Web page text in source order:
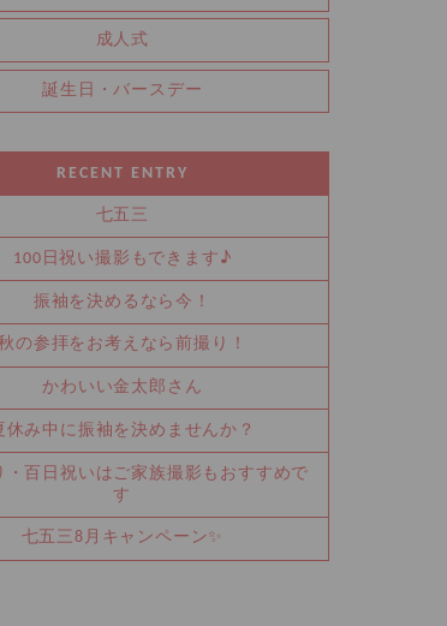
成人式
誕生日・バースデー
RECENT ENTRY
七五三
100日祝い撮影もできます♪
振袖を決めるなら今！
の参拝をお考えなら前撮り！
かわいい金太郎さん
休み中に振袖を決めませんか？
・百日祝いはご家族撮影もおすすめで
す
七五三8月キャンペーン✨